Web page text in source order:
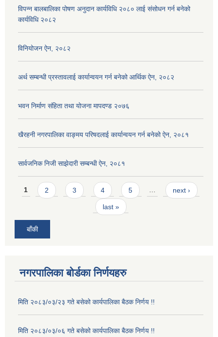
विपन्न बालबालिका पोषण अनुदान कार्यविधि २०८० लाई संसोधन गर्न बनेको
कार्यविधि २०८२
विनियोजन ऐन, २०८२
अर्थ सम्बन्धी प्रस्तावलाई कार्यान्वयन गर्न बनेको आर्थिक ऐन, २०८२
भवन निर्माण संहिता तथा योजना मापदण्ड २०७६
खैरहनी नगरपालिका वाङ्मय परिषदलाई कार्यान्वयन गर्न बनेको ऐन, २०८१
सार्वजनिक निजी साझेदारी सम्बन्धी ऐन, २०८१
Pages
1 2 3 4 5 … next ›
last »
बाँकी
नगरपालिका बोर्डका निर्णयहरु
मिति २०८३/०३/२३ गते बसेको कार्यपालिका बैठक निर्णय !!
मिति २०८३/०३/०६ गते बसेको कार्यपालिका बैठक निर्णय !!